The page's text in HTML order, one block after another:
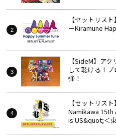
【セットリス
－Kiramune
【SideM】ア
して聴ける！
弾！
【セットリス
Namikawa 15th
is US&quot;＜